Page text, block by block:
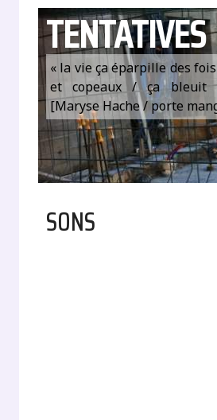
TENTATIVES
« la vie ça éparpille des
et copeaux / ça bleuit
[Maryse Hache / porte
SONS